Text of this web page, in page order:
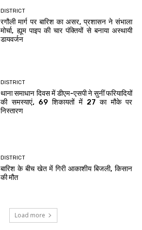
DISTRICT
रगौली मार्ग पर बारिश का असर, प्रशासन ने संभाला
मोर्चा, ह्यूम पाइप की चार पंक्तियों से बनाया अस्थायी
डायवर्जन
DISTRICT
थाना समाधान दिवस में डीएम-एसपी ने सुनीं फरियादियों
की समस्याएं, 69 शिकायतों में 27 का मौके पर
निस्तारण
DISTRICT
बारिश के बीच खेत में गिरी आकाशीय बिजली, किसान
की मौत
Load more